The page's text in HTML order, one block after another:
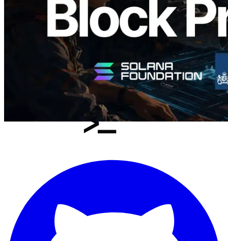
Leer este artículo